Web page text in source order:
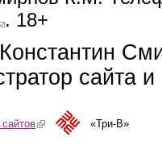
(link sends e-mail)
. 18+
сайта
(link is external)«Три-В»